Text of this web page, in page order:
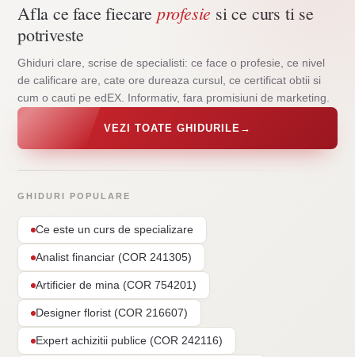
Afla ce face fiecare profesie si ce curs ti se
potriveste
Ghiduri clare, scrise de specialisti: ce face o profesie, ce nivel
de calificare are, cate ore dureaza cursul, ce certificat obtii si
cum o cauti pe edEX. Informativ, fara promisiuni de marketing.
VEZI TOATE GHIDURILE →
GHIDURI POPULARE
Ce este un curs de specializare
Analist financiar (COR 241305)
Artificier de mina (COR 754201)
Designer florist (COR 216607)
Expert achizitii publice (COR 242116)